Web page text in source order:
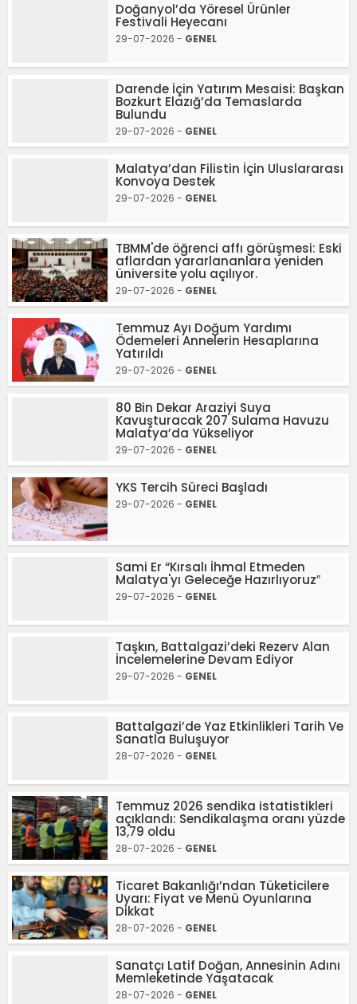
Doğanyol’da Yöresel Ürünler
Festivali Heyecanı
29-07-2026 - GENEL
Darende İçin Yatırım Mesaisi: Başkan
Bozkurt Elazığ’da Temaslarda
Bulundu
29-07-2026 - GENEL
Malatya’dan Filistin İçin Uluslararası
Konvoya Destek
29-07-2026 - GENEL
TBMM'de öğrenci affı görüşmesi: Eski
aflardan yararlananlara yeniden
üniversite yolu açılıyor.
29-07-2026 - GENEL
Temmuz Ayı Doğum Yardımı
Ödemeleri Annelerin Hesaplarına
Yatırıldı
29-07-2026 - GENEL
80 Bin Dekar Araziyi Suya
Kavuşturacak 207 Sulama Havuzu
Malatya’da Yükseliyor
29-07-2026 - GENEL
YKS Tercih Süreci Başladı
29-07-2026 - GENEL
Sami Er “Kırsalı İhmal Etmeden
Malatya'yı Geleceğe Hazırlıyoruz″
29-07-2026 - GENEL
Taşkın, Battalgazi’deki Rezerv Alan
İncelemelerine Devam Ediyor
29-07-2026 - GENEL
Battalgazi’de Yaz Etkinlikleri Tarih Ve
Sanatla Buluşuyor
28-07-2026 - GENEL
Temmuz 2026 sendika istatistikleri
açıklandı: Sendikalaşma oranı yüzde
13,79 oldu
28-07-2026 - GENEL
Ticaret Bakanlığı’ndan Tüketicilere
Uyarı: Fiyat ve Menü Oyunlarına
Dikkat
28-07-2026 - GENEL
Sanatçı Latif Doğan, Annesinin Adını
Memleketinde Yaşatacak
28-07-2026 - GENEL